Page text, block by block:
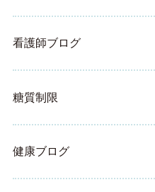
看護師ブログ
糖質制限
健康ブログ